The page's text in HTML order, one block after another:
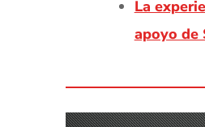
La
apoyo de